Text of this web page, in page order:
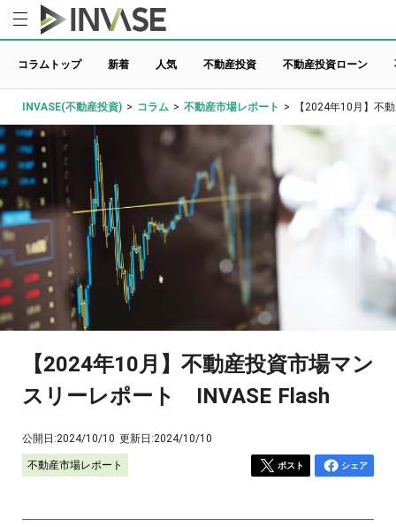
コラムトップ 新着 人気 不動産投資 不動産投資ローン
INVASE(不動産投資) > コラム > 不動産市場レポート > 【2024年10月】不
【2024年10月】不動産投資市場マン
スリーレポート INVASE Flash
公開日:2024/10/10 更新日:2024/10/10
不動産市場レポート ポスト シェア